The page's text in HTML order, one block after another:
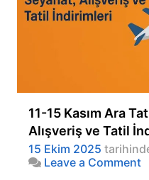
11-15 Kasım Ara
Alışveriş ve Tatil
15 Ekim 2025
Leave a Commenton